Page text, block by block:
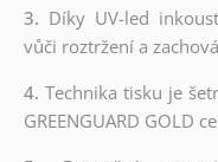
3. Díky UV-led
vůči roztržení a
4. Technika tisku je
GREENGUARD GOLD